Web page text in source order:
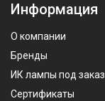
Информация
О компании
Бренды
ИК лампы под заказ
Сертификаты